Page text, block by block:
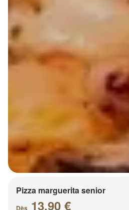
Pizza marguerita senior
Dès 13.90 €